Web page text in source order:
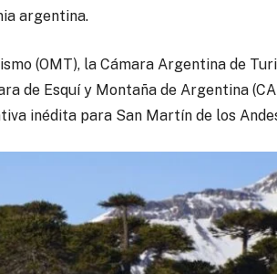
argentina.
(OMT), la Cámara Argentina de
de Esquí y Montaña de Argentina
inédita para San Martín de los